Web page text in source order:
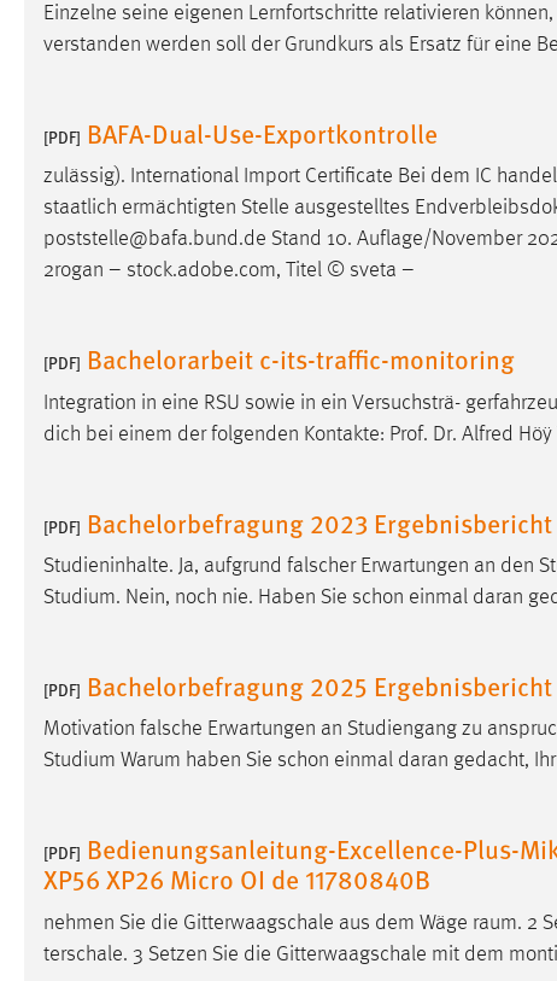
Einzelne seine eigenen Lernfortschritte relativieren
verstanden werden soll der Grundkurs als Ersatz für eine
[PDF] BAFA-Dual-Use-Exportkontrolle
zulässig). International Import Certificate Bei dem IC
staatlich ermächtigten Stelle ausgestelltes
poststelle@bafa.bund.de Stand 10. Auflage/November
2rogan – stock.adobe.com, Titel © sveta –
[PDF] Bachelorarbeit c-its-traffic-monitoring
Integration in eine RSU sowie in ein Versuchsträ-
dich bei einem der folgenden Kontakte: Prof. Dr. Alfred Höÿ
[PDF] Bachelorbefragung 2023 Ergebnisbericht
Studieninhalte. Ja, aufgrund falscher Erwartungen an den
Studium. Nein, noch nie. Haben Sie schon einmal daran
[PDF] Bachelorbefragung 2025 Ergebnisbericht
Motivation falsche Erwartungen an Studiengang zu
Studium Warum haben Sie schon einmal daran gedacht,
[PDF] Bedienungsanleitung-Excellence-Plus-
XP56 XP26 Micro OI de 11780840B
nehmen Sie die Gitterwaagschale aus dem Wäge­ raum. 2
terschale. 3 Setzen Sie die Gitterwaagschale mit dem